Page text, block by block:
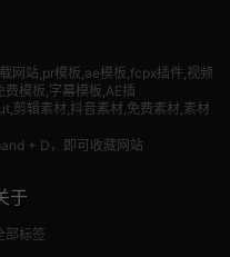
网站,pr模板,ae模板,fcpx插件,视频
模板,字幕模板,AE插
剪辑素材,抖音素材,免费素材,素材
+ D，即可收藏网站
于
部标签